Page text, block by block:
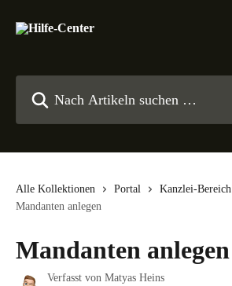
Alle Kollektionen Portal Kanzlei-Bereich
Mandanten anlegen
Mandanten anlegen
Verfasst von Matyas Heins